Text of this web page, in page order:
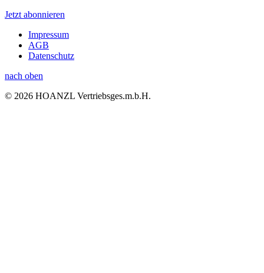
Jetzt abonnieren
Impressum
AGB
Datenschutz
nach oben
© 2026 HOANZL Vertriebsges.m.b.H.